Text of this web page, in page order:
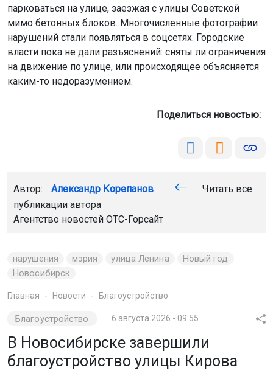
парковаться на улице, заезжая с улицы Советской
мимо бетонных блоков. Многочисленные фотографии
нарушений стали появляться в соцсетях. Городские
власти пока не дали разъяснений: сняты ли ограничения
на движение по улице, или происходящее объясняется
каким-то недоразумением.
Поделиться новостью:
Автор: Александр Корепанов
Читать все
публикации автора
Агентство новостей ОТС-Горсайт
нарушения мэрия улица Ленина
Новый год
Новосибирск
Главная Новости Благоустройство
Благоустройство 6 августа 2026 - 09:55
В Новосибирске завершили
благоустройство улицы Кирова